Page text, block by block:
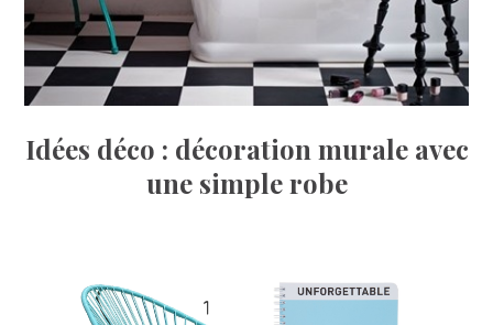
Idées déco : décoration murale avec
une simple robe